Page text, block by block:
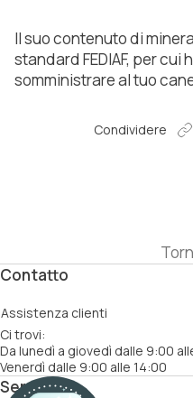
Il suo contenuto di
standard FEDIAF, per cui
somministrare al tuo
Condividere
Contatto
Assistenza clienti
Ci trovi:
Da lunedì a giovedì dalle 9:00
Venerdì dalle 9:00 alle 14:00
Servizi